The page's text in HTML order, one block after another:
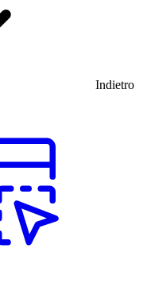
Indietro